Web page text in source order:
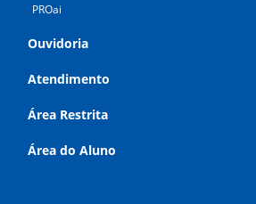
PROai
Ouvidoria
Atendimento
Área Restrita
Área do Aluno